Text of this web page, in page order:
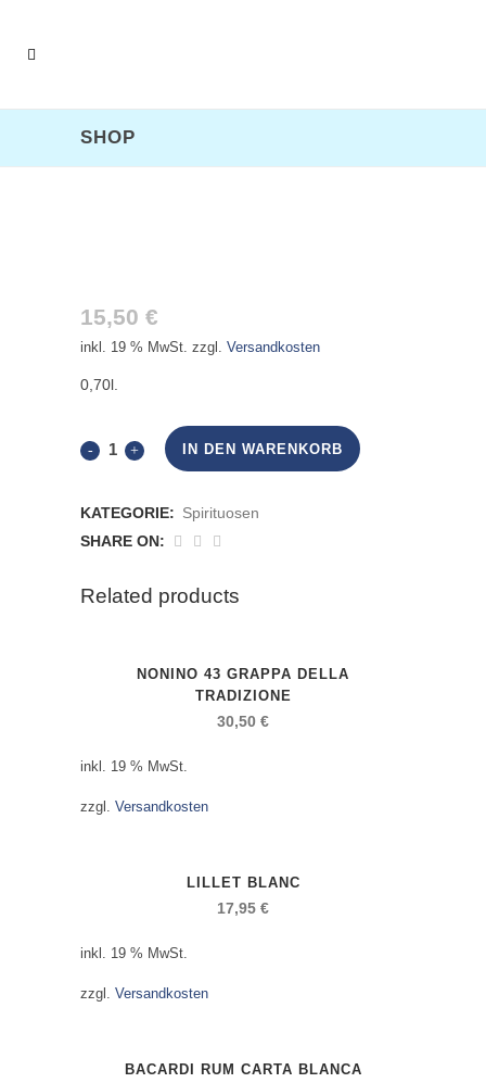
SHOP
15,50 €
inkl. 19 % MwSt. zzgl. Versandkosten
0,70l.
Pitu IN DEN WARENKORB
KATEGORIE: Spirituosen
SHARE ON:
Related products
NONINO 43 GRAPPA DELLA
TRADIZIONE
30,50 €
inkl. 19 % MwSt.
zzgl. Versandkosten
LILLET BLANC
17,95 €
inkl. 19 % MwSt.
zzgl. Versandkosten
BACARDI RUM CARTA BLANCA